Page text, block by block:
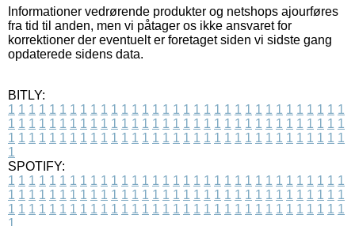
Informationer vedrørende produkter og netshops ajourføres
fra tid til anden, men vi påtager os ikke ansvaret for
korrektioner der eventuelt er foretaget siden vi sidste gang
opdaterede sidens data.
BITLY:
1 1 1 1 1 1 1 1 1 1 1 1 1 1 1 1 1 1 1 1 1 1 1 1 1 1 1 1 1 1 1 1 1
1 1 1 1 1 1 1 1 1 1 1 1 1 1 1 1 1 1 1 1 1 1 1 1 1 1 1 1 1 1 1 1 1
1 1 1 1 1 1 1 1 1 1 1 1 1 1 1 1 1 1 1 1 1 1 1 1 1 1 1 1 1 1 1 1 1
1
SPOTIFY:
1 1 1 1 1 1 1 1 1 1 1 1 1 1 1 1 1 1 1 1 1 1 1 1 1 1 1 1 1 1 1 1 1
1 1 1 1 1 1 1 1 1 1 1 1 1 1 1 1 1 1 1 1 1 1 1 1 1 1 1 1 1 1 1 1 1
1 1 1 1 1 1 1 1 1 1 1 1 1 1 1 1 1 1 1 1 1 1 1 1 1 1 1 1 1 1 1 1 1
1